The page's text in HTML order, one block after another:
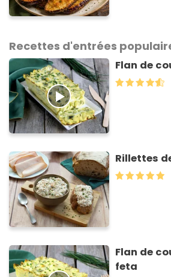
Recettes d'entrées
Flan de
Rillettes
Flan de
feta